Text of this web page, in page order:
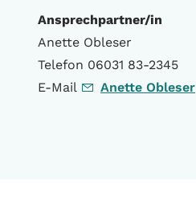
Ansprechpartner/in
Anette Obleser
Telefon 06031 83-2345
E-Mail
Anette Obleser